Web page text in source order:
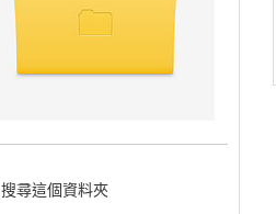
搜尋這個資料夾